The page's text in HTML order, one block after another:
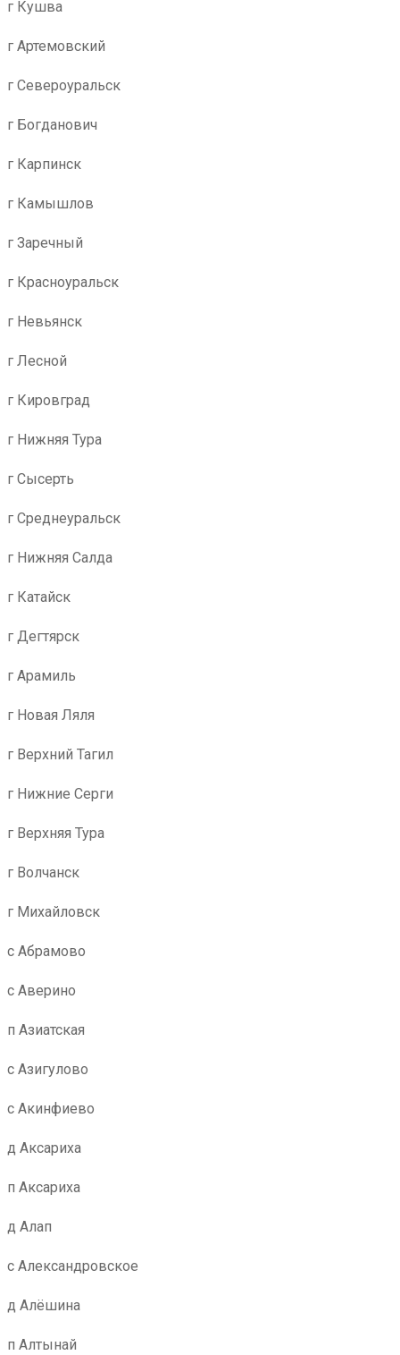
г Кушва
г Артемовский
г Североуральск
г Богданович
г Карпинск
г Камышлов
г Заречный
г Красноуральск
г Невьянск
г Лесной
г Кировград
г Нижняя Тура
г Сысерть
г Среднеуральск
г Нижняя Салда
г Катайск
г Дегтярск
г Арамиль
г Новая Ляля
г Верхний Тагил
г Нижние Серги
г Верхняя Тура
г Волчанск
г Михайловск
с Абрамово
с Аверино
п Азиатская
с Азигулово
с Акинфиево
д Аксариха
п Аксариха
д Алап
с Александровское
д Алёшина
п Алтынай